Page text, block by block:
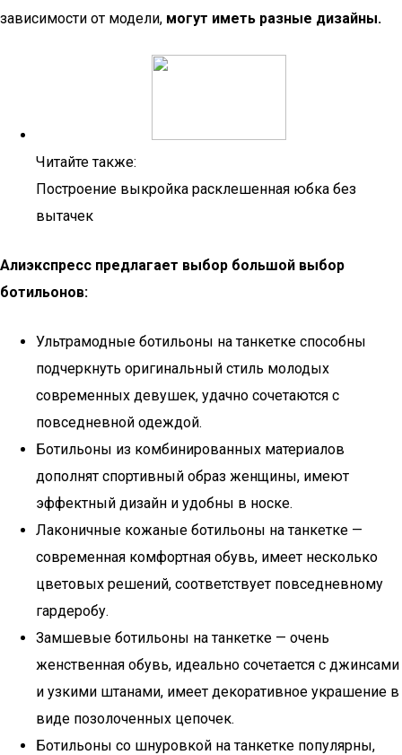
зависимости от модели, могут иметь разные дизайны.
Читайте также:
Построение выкройка расклешенная юбка без
вытачек
Алиэкспресс предлагает выбор большой выбор
ботильонов:
Ультрамодные ботильоны на танкетке способны
подчеркнуть оригинальный стиль молодых
современных девушек, удачно сочетаются с
повседневной одеждой.
Ботильоны из комбинированных материалов
дополнят спортивный образ женщины, имеют
эффектный дизайн и удобны в носке.
Лаконичные кожаные ботильоны на танкетке —
современная комфортная обувь, имеет несколько
цветовых решений, соответствует повседневному
гардеробу.
Замшевые ботильоны на танкетке — очень
женственная обувь, идеально сочетается с джинсами
и узкими штанами, имеет декоративное украшение в
виде позолоченных цепочек.
Ботильоны со шнуровкой на танкетке популярны,